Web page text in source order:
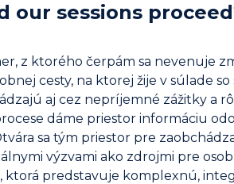
our sessions
z ktorého čerpám sa nevenuje
cesty, na ktorej žije v súlade
aj cez nepríjemné zážitky a
dáme priestor informáciu
sa tým priestor pre
výzvami ako zdrojmi pre
ktorá predstavuje komplexnú,